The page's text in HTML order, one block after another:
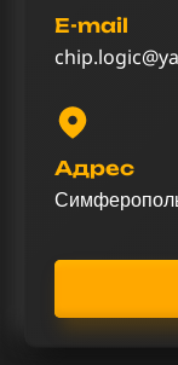
E-mail
Адрес